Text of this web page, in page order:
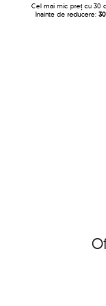
Cel mai mic preț cu 30
înainte de reducere: